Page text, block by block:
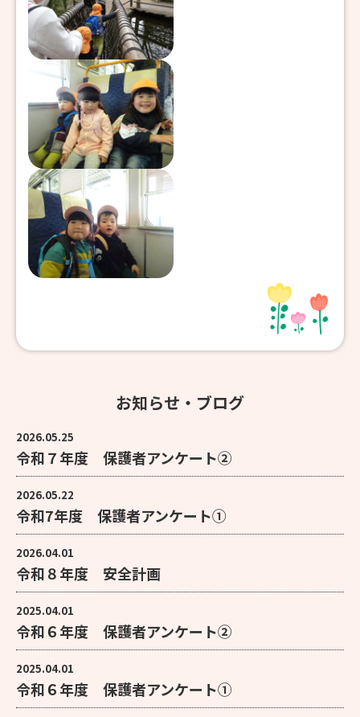
お知らせ・ブログ
2026.05.25
令和７年度 保護者アンケート②
2026.05.22
令和7年度 保護者アンケート①
2026.04.01
令和８年度 安全計画
2025.04.01
令和６年度 保護者アンケート②
2025.04.01
令和６年度 保護者アンケート①